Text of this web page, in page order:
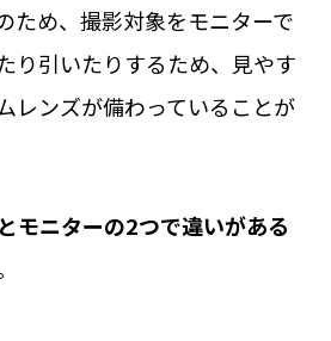
ため、撮影対象をモニターで
り引いたりするため、見やす
レンズが備わっていることが
モニターの2つで違いがある